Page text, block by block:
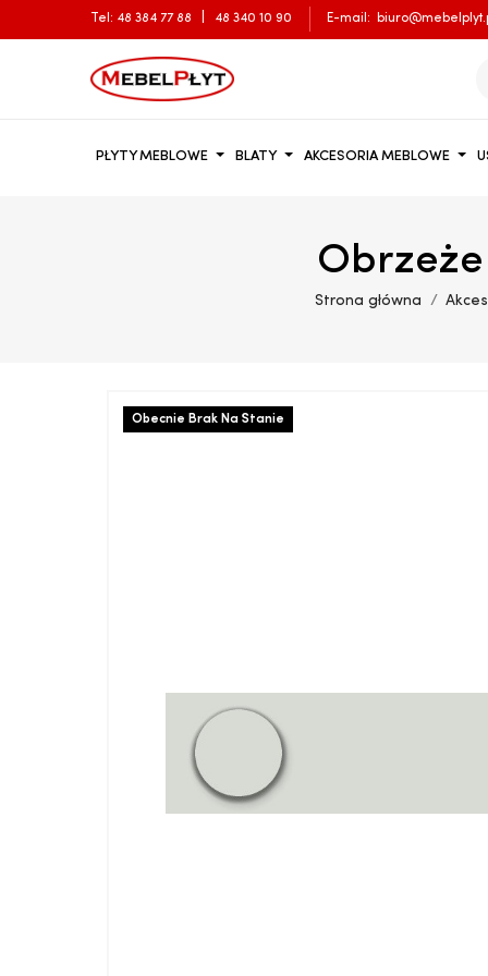
Tel: 48 384 77 88 48 340 10 90 E-mail:
PŁYTY MEBLOWE BLATY AKCESORIA MEBLOWE
Obrzeże
Strona główna
Obecnie Brak Na Stanie